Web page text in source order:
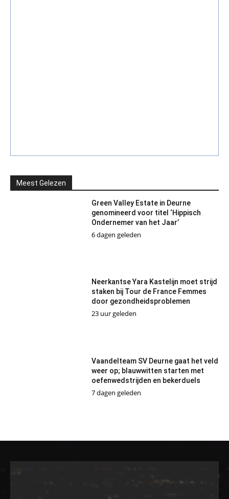
Meest Gelezen
Green Valley Estate in Deurne
genomineerd voor titel ‘Hippisch
Ondernemer van het Jaar’
6 dagen geleden
Neerkantse Yara Kastelijn moet strijd
staken bij Tour de France Femmes
door gezondheidsproblemen
23 uur geleden
Vaandelteam SV Deurne gaat het veld
weer op; blauwwitten starten met
oefenwedstrijden en bekerduels
7 dagen geleden